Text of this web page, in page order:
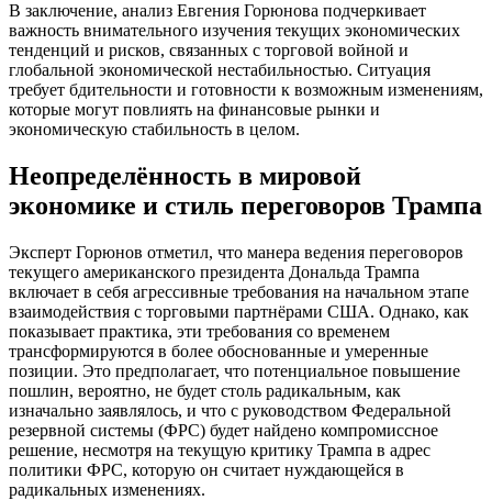
В заключение, анализ Евгения Горюнова подчеркивает
важность внимательного изучения текущих экономических
тенденций и рисков, связанных с торговой войной и
глобальной экономической нестабильностью. Ситуация
требует бдительности и готовности к возможным изменениям,
которые могут повлиять на финансовые рынки и
экономическую стабильность в целом.
Неопределённость в мировой
экономике и стиль переговоров Трампа
Эксперт Горюнов отметил, что манера ведения переговоров
текущего американского президента Дональда Трампа
включает в себя агрессивные требования на начальном этапе
взаимодействия с торговыми партнёрами США. Однако, как
показывает практика, эти требования со временем
трансформируются в более обоснованные и умеренные
позиции. Это предполагает, что потенциальное повышение
пошлин, вероятно, не будет столь радикальным, как
изначально заявлялось, и что с руководством Федеральной
резервной системы (ФРС) будет найдено компромиссное
решение, несмотря на текущую критику Трампа в адрес
политики ФРС, которую он считает нуждающейся в
радикальных изменениях.